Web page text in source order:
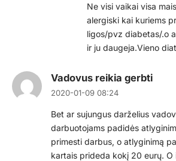
Ne visi vaikai visa
alergiski kai kuriems
ligos/pvz diabetas/.o
ir ju daugeja.Vieno
Vadovus reikia gerbti
2020-01-09 08:24
Bet ar sujungus darželius
darbuotojams padidės
primesti darbus, o atlyginimą
kartais prideda kokį 20 eurų. O